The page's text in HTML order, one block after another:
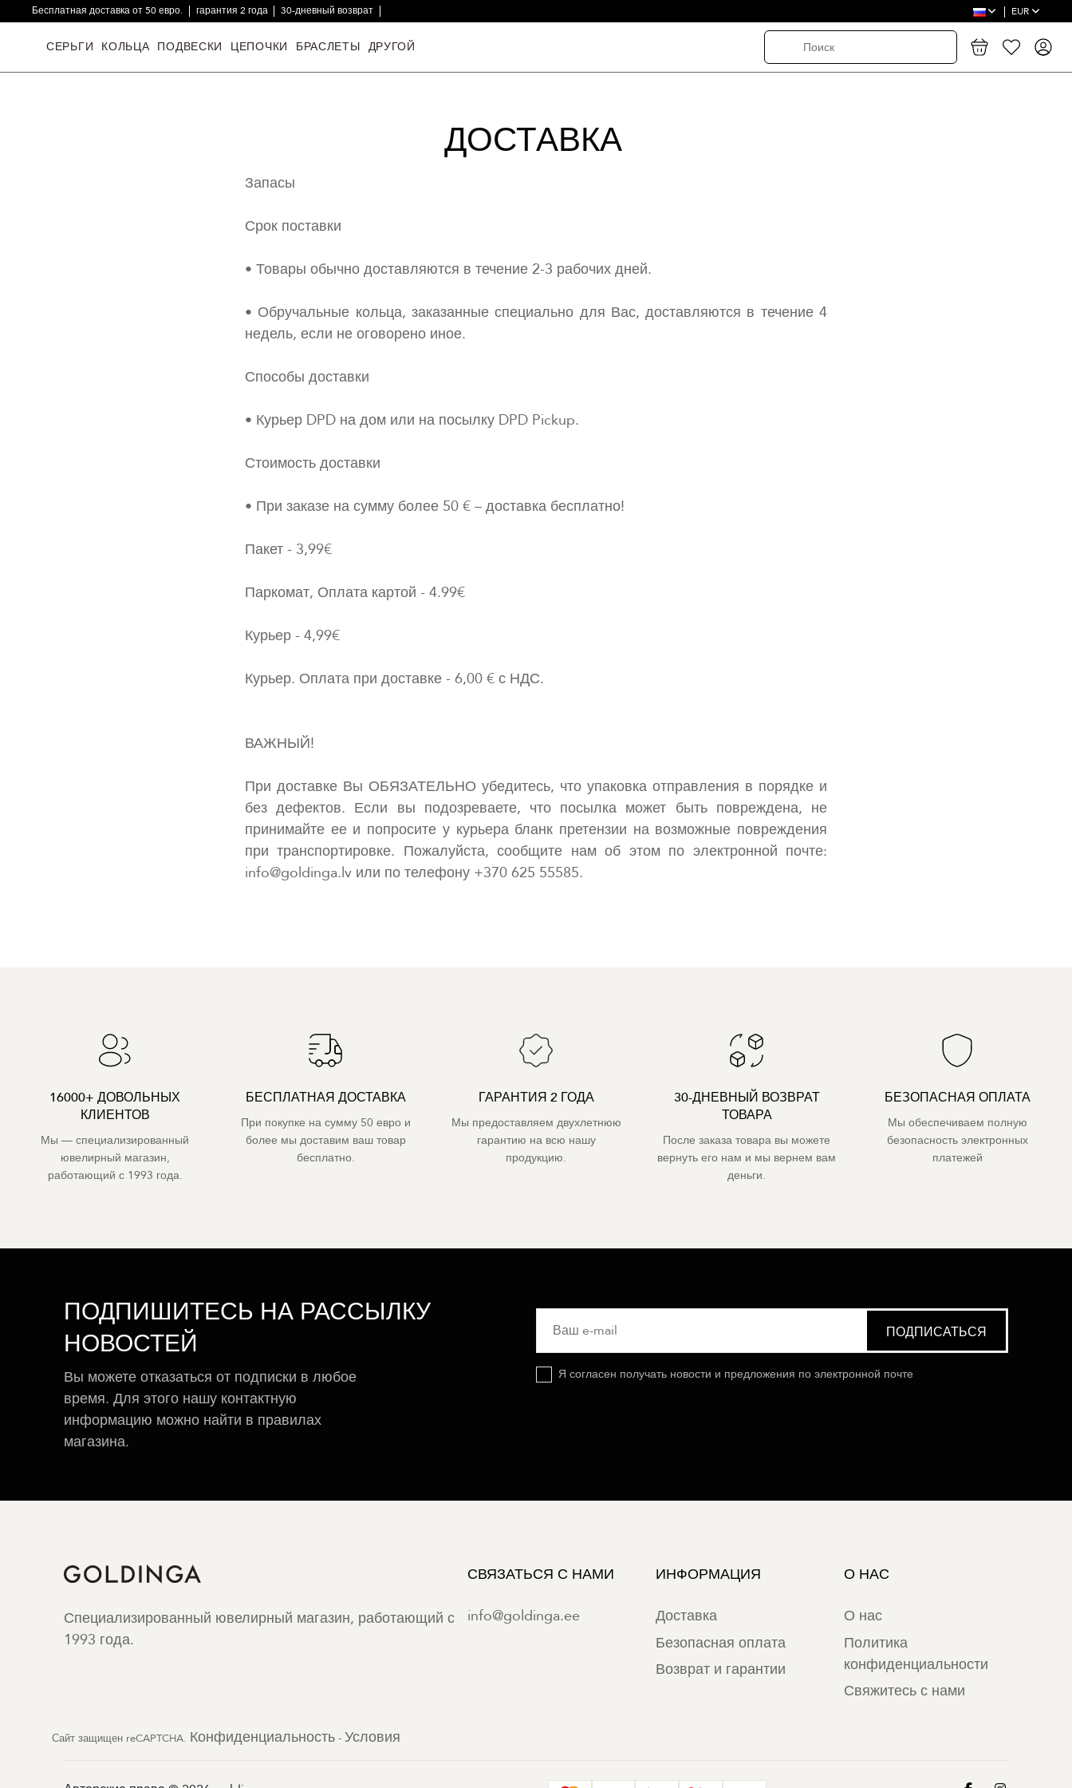
Бесплатная доставка от 50 евро. гарантия 2 года
30-дневный возврат
EUR
СЕРЬГИ КОЛЬЦА ПОДВЕСКИ ЦЕПОЧКИ БРАСЛЕТЫ ДРУГОЙ
ДОСТАВКА
Запасы
Срок поставки
• Товары обычно доставляются в течение 2-3 рабочих дней.
• Обручальные кольца, заказанные специально для Вас, доставляются в течение 4
недель, если не оговорено иное.
Способы доставки
• Курьер DPD на дом или на посылку DPD Pickup.
Стоимость доставки
• При заказе на сумму более 50 € – доставка бесплатно!
Пакет - 3,99€
Паркомат, Оплата картой - 4.99€
Курьер - 4,99€
Курьер. Оплата при доставке - 6,00 € с НДС.
ВАЖНЫЙ!
При доставке Вы ОБЯЗАТЕЛЬНО убедитесь, что упаковка отправления в порядке и
без дефектов. Если вы подозреваете, что посылка может быть повреждена, не
принимайте ее и попросите у курьера бланк претензии на возможные повреждения
при транспортировке. Пожалуйста, сообщите нам об этом по электронной почте:
info@goldinga.lv или по телефону +370 625 55585.
16000+ ДОВОЛЬНЫХ
КЛИЕНТОВ
Мы — специализированный
ювелирный магазин,
работающий с 1993 года.
БЕСПЛАТНАЯ ДОСТАВКА
При покупке на сумму 50 евро и
более мы доставим ваш товар
бесплатно.
ГАРАНТИЯ 2 ГОДА
Мы предоставляем двухлетнюю
гарантию на всю нашу
продукцию.
30-ДНЕВНЫЙ ВОЗВРАТ
ТОВАРА
После заказа товара вы можете
вернуть его нам и мы вернем вам
деньги.
БЕЗОПАСНАЯ ОПЛАТА
Мы обеспечиваем полную
безопасность электронных
платежей
ПОДПИШИТЕСЬ НА РАССЫЛКУ
НОВОСТЕЙ
Вы можете отказаться от подписки в любое
время. Для этого нашу контактную
информацию можно найти в правилах
магазина.
Я согласен получать новости и предложения по электронной почте
Специализированный ювелирный магазин, работающий с
1993 года.
СВЯЗАТЬСЯ С НАМИ
info@goldinga.ee
ИНФОРМАЦИЯ
Доставка
Безопасная оплата
Возврат и гарантии
О НАС
О нас
Политика
конфиденциальности
Свяжитесь с нами
Сайт защищен reCAPTCHA. Конфиденциальность - Условия